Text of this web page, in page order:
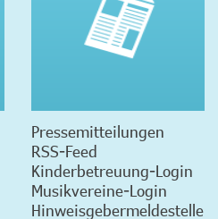
Pressemitteilungen
RSS-Feed
Kinderbetreuung-Login
Musikvereine-Login
Hinweisgebermeldestelle